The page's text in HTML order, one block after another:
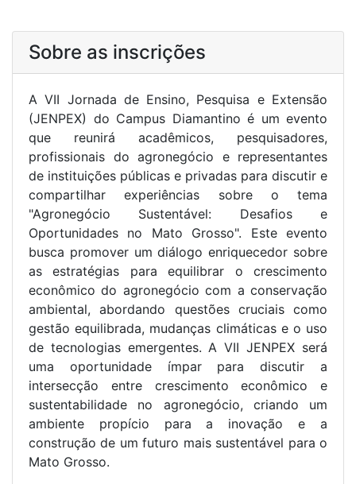
Sobre as inscrições
A VII Jornada de Ensino, Pesquisa e Extensão
(JENPEX) do Campus Diamantino é um evento
que reunirá acadêmicos, pesquisadores,
profissionais do agronegócio e representantes
de instituições públicas e privadas para discutir e
compartilhar experiências sobre o tema
"Agronegócio Sustentável: Desafios e
Oportunidades no Mato Grosso". Este evento
busca promover um diálogo enriquecedor sobre
as estratégias para equilibrar o crescimento
econômico do agronegócio com a conservação
ambiental, abordando questões cruciais como
gestão equilibrada, mudanças climáticas e o uso
de tecnologias emergentes. A VII JENPEX será
uma oportunidade ímpar para discutir a
intersecção entre crescimento econômico e
sustentabilidade no agronegócio, criando um
ambiente propício para a inovação e a
construção de um futuro mais sustentável para o
Mato Grosso.